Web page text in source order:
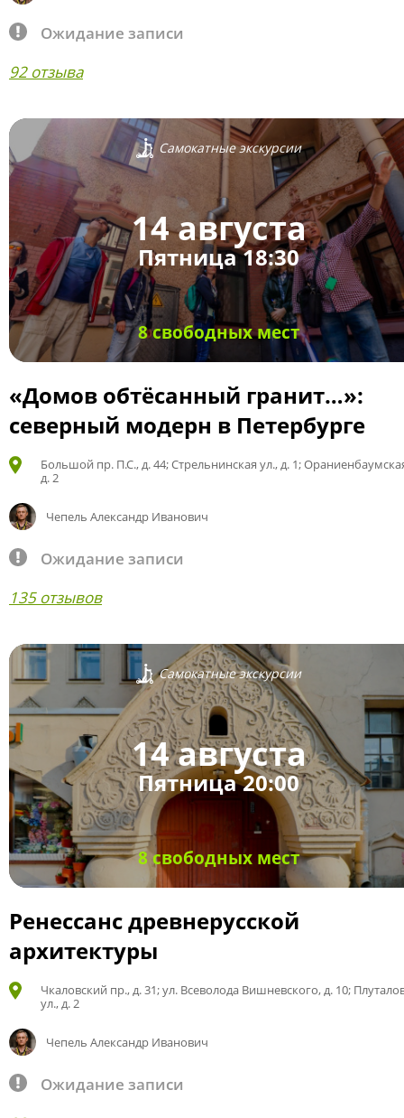
Ожидание записи
92 отзыва
Самокатные экскурсии
14 августа
Пятница 18:30
8 свободных мест
«Домов обтёсанный гранит…»:
северный модерн в Петербурге
Большой пр. П.С., д. 44; Стрельнинская ул., д. 1;
д. 2
Чепель Александр Иванович
Ожидание записи
135 отзывов
Самокатные экскурсии
14 августа
Пятница 20:00
8 свободных мест
Ренессанс древнерусской
архитектуры
Чкаловский пр., д. 31; ул. Всеволода Вишневского, д. 10;
ул., д. 2
Чепель Александр Иванович
Ожидание записи